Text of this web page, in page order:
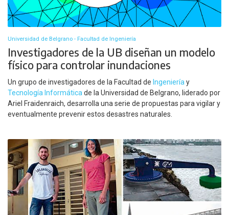
Universidad de Belgrano - Facultad de Ingeniería
Investigadores de la UB diseñan un modelo
físico para controlar inundaciones
Un grupo de investigadores de la Facultad de Ingeniería y
Tecnología Informática de la Universidad de Belgrano, liderado por
Ariel Fraidenraich, desarrolla una serie de propuestas para vigilar y
eventualmente prevenir estos desastres naturales.